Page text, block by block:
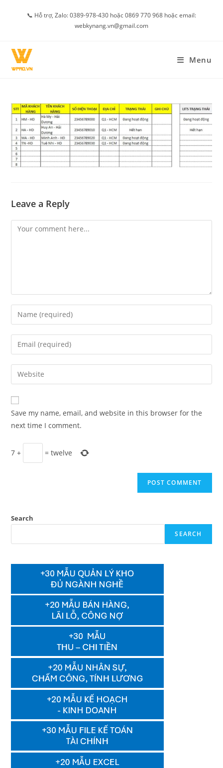
📞 Hỗ trợ, Zalo: 0389-978-430 hoặc 0869 770 968 hoặc email:
webkynang.vn@gmail.com
Menu
Leave a Reply
Comment
Enter
your
name
comment
Enter
your
email
address
comment
Enter
your
website
URL
(optional)
Save my name, email, and website in this browser for the
next time I comment.
7 + =twelve
Search
SEARCH